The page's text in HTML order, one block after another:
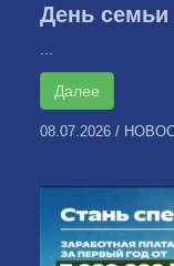
День
Далее
08.07.2026 /